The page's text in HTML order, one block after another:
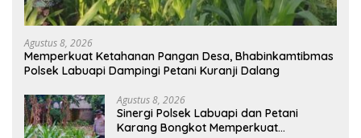
Agustus 8, 2026
Memperkuat Ketahanan Pangan Desa, Bhabinkamtibmas
Polsek Labuapi Dampingi Petani Kuranji Dalang
Agustus 8, 2026
Sinergi Polsek Labuapi dan Petani
Karang Bongkot Memperkuat